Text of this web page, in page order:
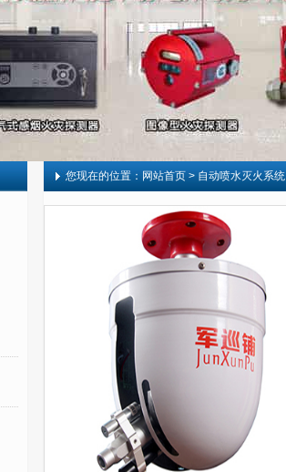
您现在的位置： 网站首页> 自动喷水灭火系统